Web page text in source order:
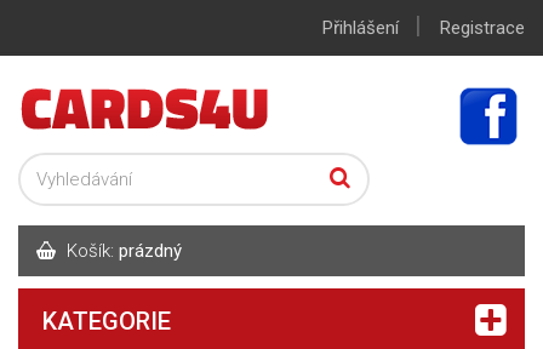
Přihlášení | Registrace
Košík: prázdný
KATEGORIE